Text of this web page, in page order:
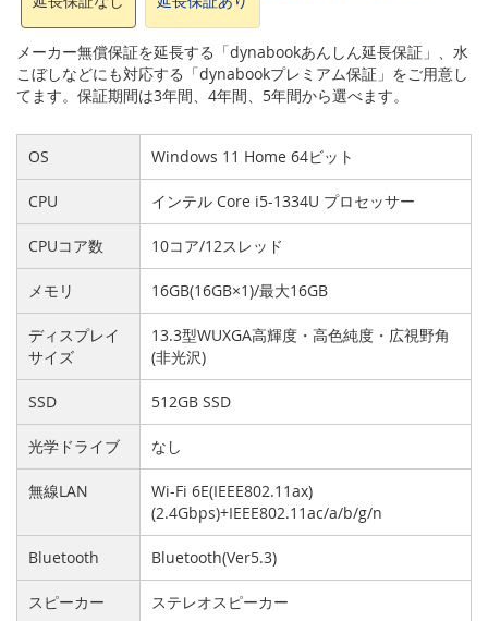
メーカー無償保証を延長する「dynabookあんしん延長保証」、水
こぼしなどにも対応する「dynabookプレミアム保証」をご用意し
てます。保証期間は3年間、4年間、5年間から選べます。
OS Windows 11 Home 64ビット
CPU インテル Core i5-1334U プロセッサー
CPUコア数 10コア/12スレッド
メモリ 16GB(16GB×1)/最大16GB
ディスプレイ
サイズ
13.3型WUXGA高輝度・高色純度・広視野角
(非光沢)
SSD 512GB SSD
光学ドライブ なし
無線LAN
Wi-Fi 6E(IEEE802.11ax)
(2.4Gbps)+IEEE802.11ac/a/b/g/n
Bluetooth Bluetooth(Ver5.3)
スピーカー ステレオスピーカー